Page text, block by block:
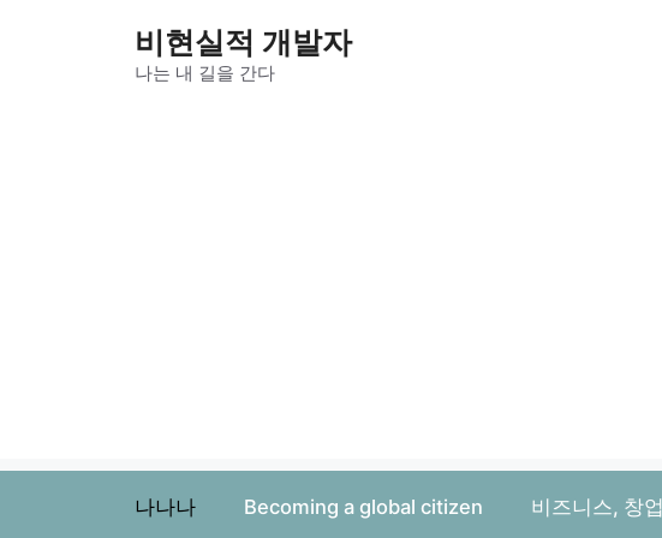
비현실적 개발자
나는 내 길을 간다
나나나 Becoming a global citizen 비즈니스, 창업